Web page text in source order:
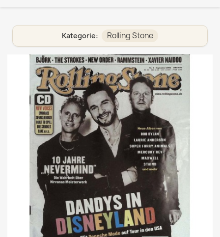
Kategorie: Rolling Stone